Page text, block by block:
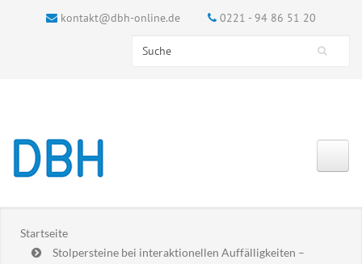
kontakt@dbh-online.de 0221 - 94 86 51 20
Suchformular
Search this site
Startseite
Stolpersteine bei interaktionellen Auffälligkeiten –